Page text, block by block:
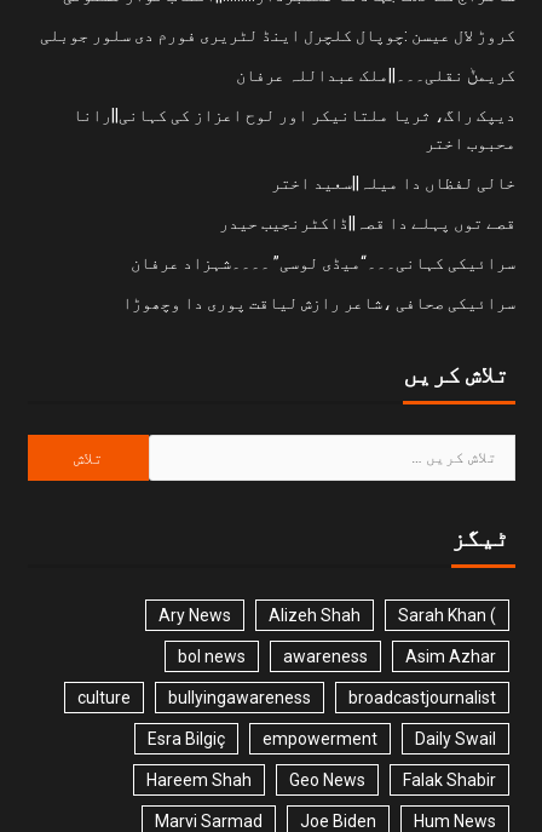
کروڑ لال عیسن :چوپال کلچرل اینڈ لٹریری فورم دی سلور جوبلی
کریمݨ نقلی۔۔۔||ملک عبداللہ عرفان
دیپک راگ، ثریا ملتانیکر اور لوح اعزاز کی کہانی||رانا
محبوب اختر
خالی لفظاں دا میلہ||سعید اختر
قصے توں پہلے دا قصہ||ڈاکٹرنجیب حیدر
سرائیکی کہانی۔۔۔“میڈی لوسی” ۔۔۔۔شہزاد عرفان
سرائیکی صحافی ،شاعر رازش لیاقت پوری دا وچھوڑا
تلاش کریں
ٹیگز
) Sarah Khan
Alizeh Shah
Ary News
Asim Azhar
awareness
bol news
broadcastjournalist
bullyingawareness
culture
Daily Swail
empowerment
Esra Bilgiç
Falak Shabir
Geo News
Hareem Shah
Hum News
Joe Biden
Marvi Sarmad